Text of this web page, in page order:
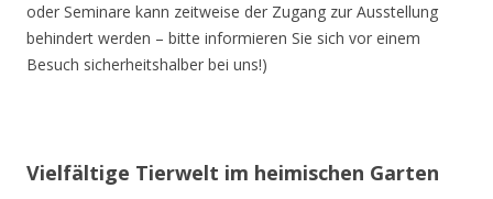
oder Seminare kann zeitweise der Zugang zur Ausstellung
behindert werden – bitte informieren Sie sich vor einem
Besuch sicherheitshalber bei uns!)
Vielfältige Tierwelt im heimischen Garten